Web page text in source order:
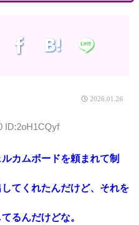
2026.01.26
ID:2oH1CQyf
カムボードを頼まれて制
てくれたんだけど、それを
るんだけどな。